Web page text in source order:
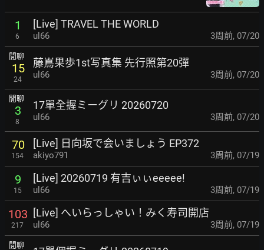
1
6
[Live] TRAVEL THE WORLD
ul66 3周前, 07/20
閒聊
15
24
藤嶌果歩1st写真集 先行照第20彈
ul66 3周前, 07/20
閒聊
3
8
17單全握ミーグリ 20260720
ul66 3周前, 07/20
70
154
[Live] 日向坂で会いましょう EP372
akiyo791 3周前, 07/19
9
15
[Live] 20260719 有吉ぃぃeeeee!
ul66 3周前, 07/19
103
217
[Live] へいらっしゃい！みく寿司開店
ul66 3周前, 07/19
閒聊